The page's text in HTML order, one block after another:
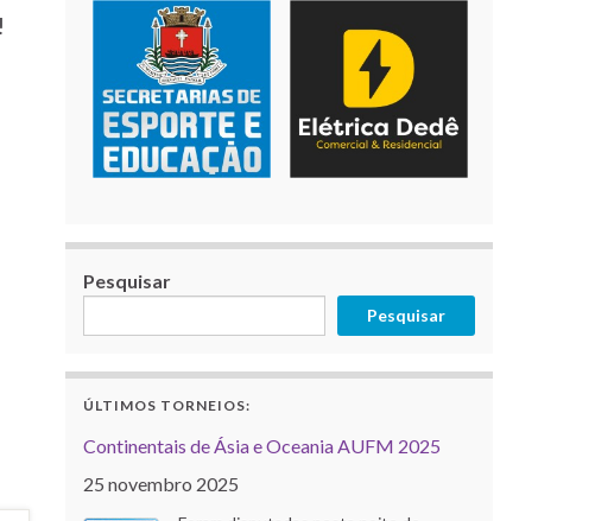
Pesquisar
Pesquisar
ÚLTIMOS TORNEIOS:
Continentais de Ásia e Oceania AUFM 2025
25 novembro 2025